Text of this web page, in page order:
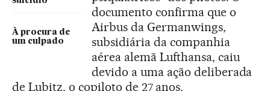
À procura de
um culpado
documento confirma que o
Airbus da Germanwings,
subsidiária da companhia
aérea alemã Lufthansa, caiu
devido a uma ação deliberada
de Lubitz, o copiloto de 27 anos.